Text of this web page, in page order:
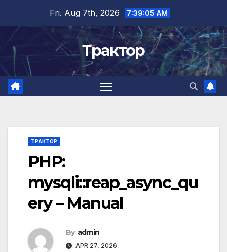
content
Fri. Aug 7th, 2026 7:39:06 AM
Трактор
ТРАКТОР
PHP:
mysqli::reap_async_qu
ery – Manual
By admin
APR 27, 2026